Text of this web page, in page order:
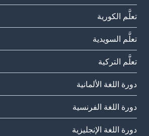
تعلَّم الكورية
تعلَّم السويدية
تعلَّم التركية
دورة اللغة الألمانية
دورة اللغة الفرنسية
دورة اللغة الإنجليزية